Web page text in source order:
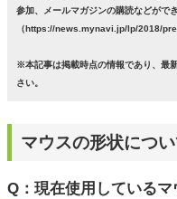
参加、メールマガジンの購読などがで
（https://news.mynavi.jp/lp/2018/
※本記事は掲載時点の情報であり、最
さい。
マウスの形状につ
Q：現在使用しているマ